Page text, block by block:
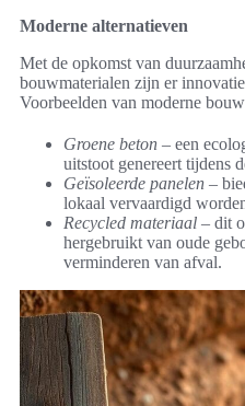
Moderne alternatieven
Met de opkomst van
bouwmaterialen zijn er
Voorbeelden van moderne
Groene beton – een
uitstoot genereert tijdens
Geïsoleerde panelen –
lokaal vervaardigd
Recycled materiaal – dit
hergebruikt van oude
verminderen van afval.